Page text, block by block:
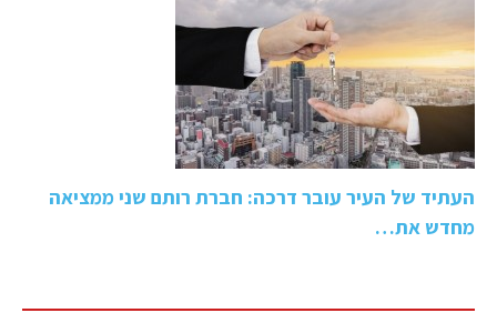
העתיד של העיר עובר דרכה: חברת רותם שני ממציאה
מחדש את…